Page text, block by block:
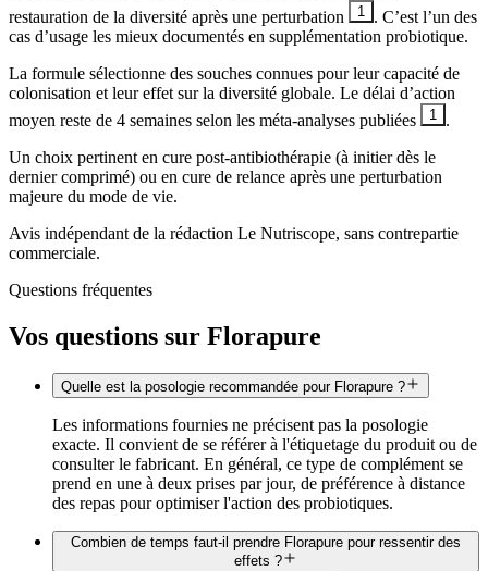
restauration de la diversité après une perturbation
1
. C’est l’un des
cas d’usage les mieux documentés en supplémentation probiotique.
La formule sélectionne des souches connues pour leur capacité de
colonisation et leur effet sur la diversité globale. Le délai d’action
moyen reste de 4 semaines selon les méta-analyses publiées
1 .
Un choix pertinent en cure post-antibiothérapie (à initier dès le
dernier comprimé) ou en cure de relance après une perturbation
majeure du mode de vie.
Avis indépendant de la rédaction Le Nutriscope, sans contrepartie
commerciale.
Questions fréquentes
Vos questions sur Florapure
Quelle est la posologie recommandée pour Florapure ?
Les informations fournies ne précisent pas la posologie
exacte. Il convient de se référer à l'étiquetage du produit ou de
consulter le fabricant. En général, ce type de complément se
prend en une à deux prises par jour, de préférence à distance
des repas pour optimiser l'action des probiotiques.
Combien de temps faut-il prendre Florapure pour ressentir des
effets ?